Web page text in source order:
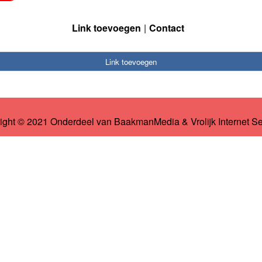
Link toevoegen Contact
Link toevoegen
© 2021 Onderdeel van BaakmanMedia& Vrolijk Internet